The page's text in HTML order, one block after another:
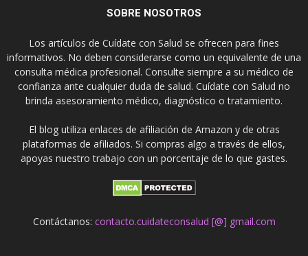
SOBRE NOSOTROS
Los artículos de Cuídate con Salud se ofrecen para fines
informativos. No deben considerarse como un equivalente de una
consulta médica profesional. Consulte siempre a su médico de
confianza ante cualquier duda de salud. Cuídate con Salud no
brinda asesoramiento médico, diagnóstico o tratamiento.
El blog utiliza enlaces de afiliación de Amazon y de otras
plataformas de afiliados. Si compras algo a través de ellos,
apoyas nuestro trabajo con un porcentaje de lo que gastes.
Contáctanos: contacto.cuidateconsalud [@] gmail.com